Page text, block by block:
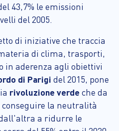
43,7% le emissioni
del 2005.
di iniziative che traccia
di clima, trasporti,
in aderenza agli obiettivi
di Parigi del 2015, pone
rivoluzione verde che da
la neutralità
a ridurre le